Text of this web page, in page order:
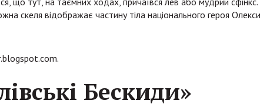
скеля відображає частину тіла національного героя Олекси
Бескиди»